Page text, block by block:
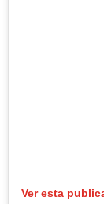
Ver esta